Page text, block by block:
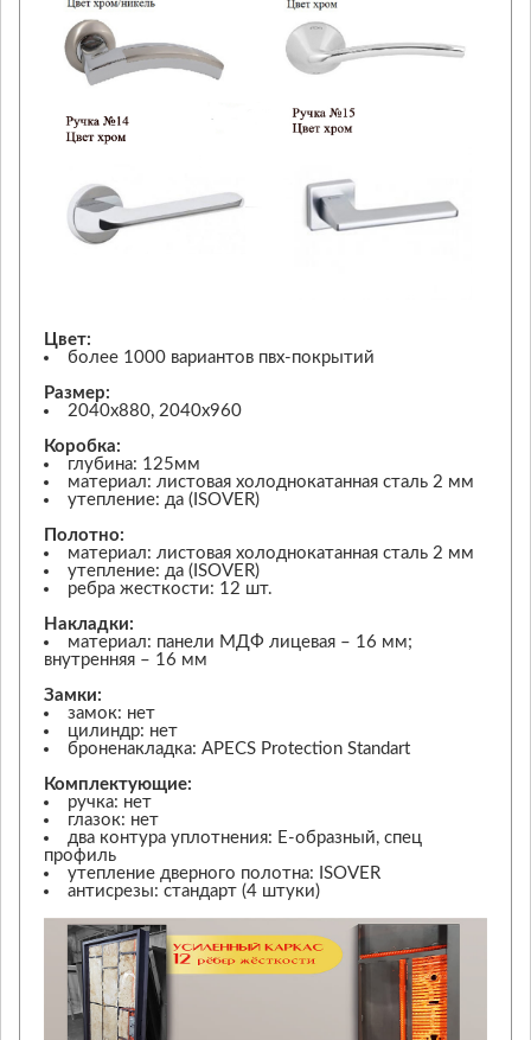
Цвет:
более 1000 вариантов пвх-покрытий
Размер:
2040х880, 2040х960
Коробка:
глубина: 125мм
материал: листовая холоднокатанная сталь 2 мм
утепление: да (ISOVER)
Полотно:
материал: листовая холоднокатанная сталь 2 мм
утепление: да (ISOVER)
ребра жесткости: 12 шт.
Накладки:
материал: панели МДФ лицевая – 16 мм;
внутренняя – 16 мм
Замки:
замок: нет
цилиндр: нет
броненакладка: APECS Protection Standart
Комплектующие:
ручка: нет
глазок: нет
два контура уплотнения: Е-образный, спец
профиль
утепление дверного полотна: ISOVER
антисрезы: стандарт (4 штуки)